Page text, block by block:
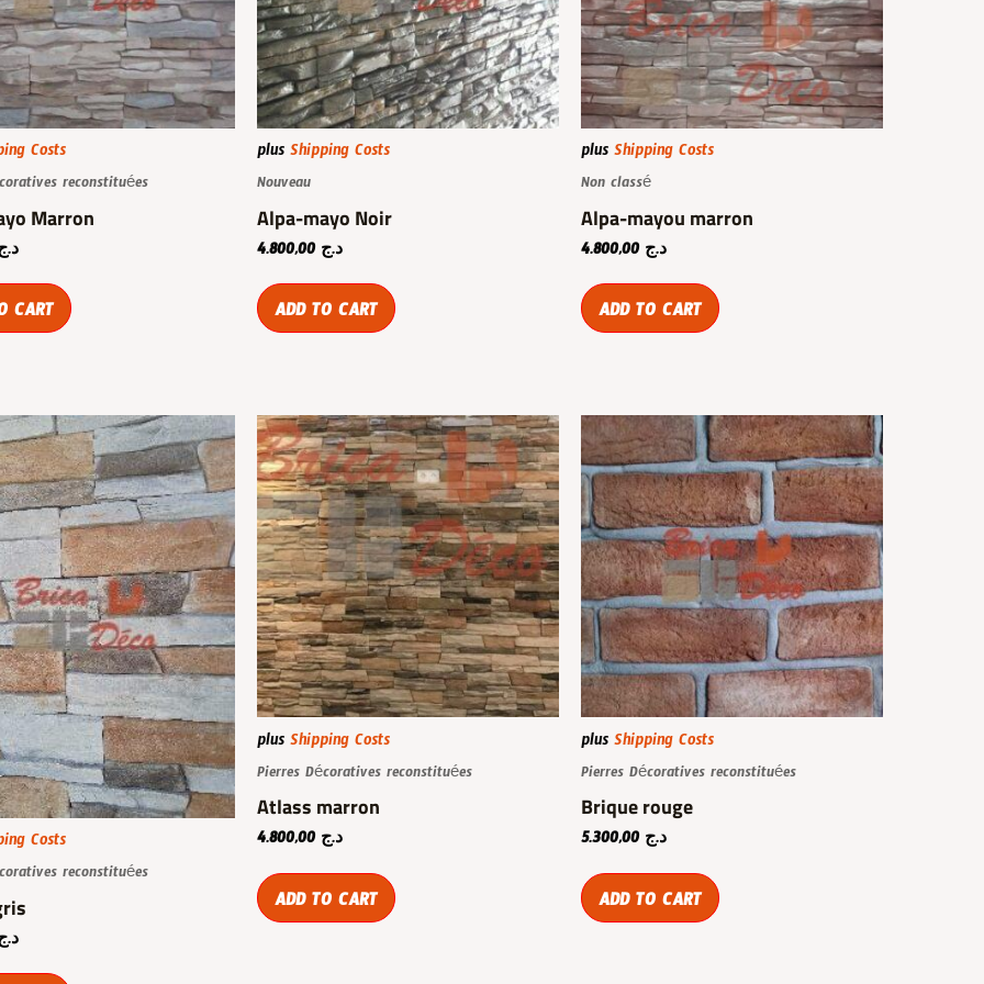
Costs
reconstituées
Marron
CART
plusShipping Costs
Nouveau
Alpa-mayo Noir
د.ج4.800,00
ADD TO CART
plusShipping Costs
Non classé
Alpa-mayou marron
د.ج4.800,00
ADD TO CART
Costs
reconstituées
plusShipping Costs
Pierres Décoratives reconstituées
Atlass marron
د.ج4.800,00
ADD TO CART
plusShipping Costs
Pierres Décoratives reconstituées
Brique rouge
د.ج5.300,00
ADD TO CART